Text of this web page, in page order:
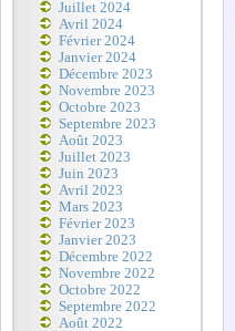
Juillet 2024
Avril 2024
Février 2024
Janvier 2024
Décembre 2023
Novembre 2023
Octobre 2023
Septembre 2023
Août 2023
Juillet 2023
Juin 2023
Avril 2023
Mars 2023
Février 2023
Janvier 2023
Décembre 2022
Novembre 2022
Octobre 2022
Septembre 2022
Août 2022